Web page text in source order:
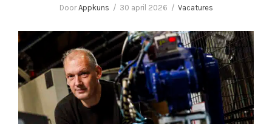
DoorAppkuns 30 april 2026 Vacatures
In gesprek met Corné van Baal, eigenaar
Appkuns | Performance in plastics!